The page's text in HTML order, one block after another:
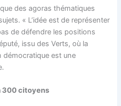
des agoras thématiques
« L’idée est de représenter
de défendre les positions
issu des Verts, où la
démocratique est une
300 citoyens